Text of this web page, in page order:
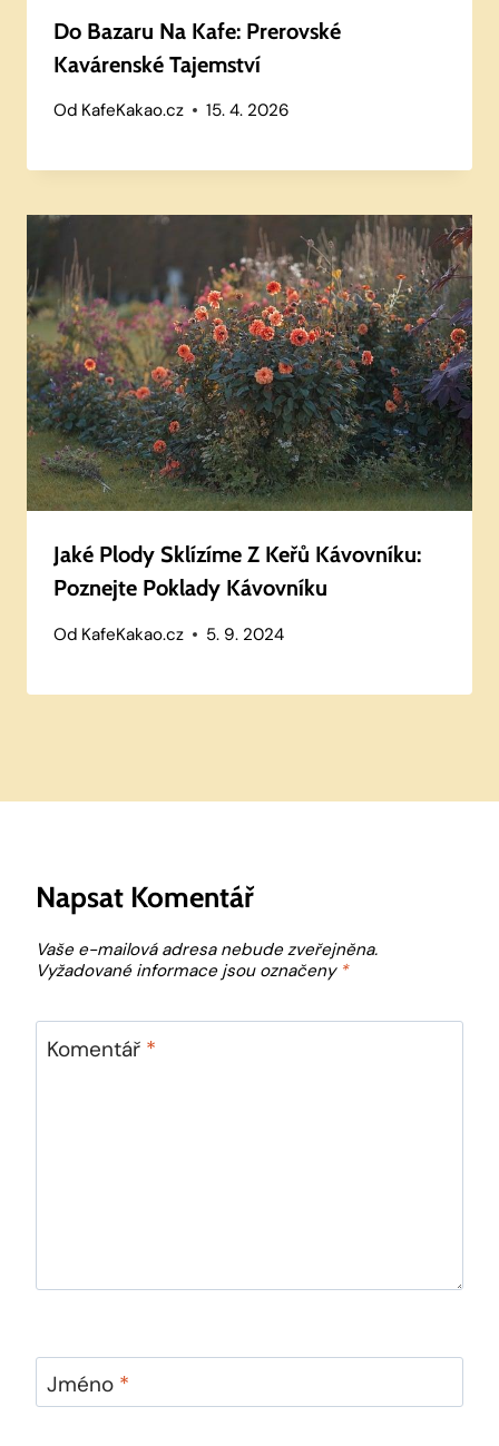
Do Bazaru Na Kafe: Prerovské
Kavárenské Tajemství
Od KafeKakao.cz 15. 4. 2026
Jaké Plody Sklízíme Z Keřů Kávovníku:
Poznejte Poklady Kávovníku
Od KafeKakao.cz 5. 9. 2024
Napsat Komentář
Vaše e-mailová adresa nebude zveřejněna.
Vyžadované informace jsou označeny *
Komentář *
Jméno *